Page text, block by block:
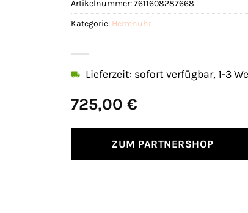
725,00 €
Lieferzeit: sofort verfügbar, 1-3
ZUM PARTNERSHOP
Artikelnummer:7611608287668
Kategorie: Herrenuhr